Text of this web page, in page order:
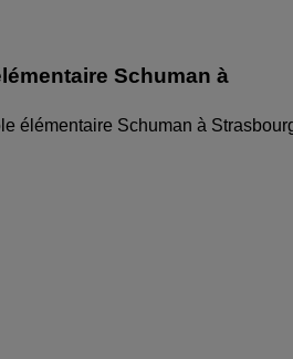
Schuman à
élémentaire Schuman à